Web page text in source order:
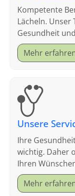
Kompetente
Lächeln. Unser
Gesundheit
Mehr
Unsere
Ihre
wichtig. Daher
Ihren
Besuch.
Mehr